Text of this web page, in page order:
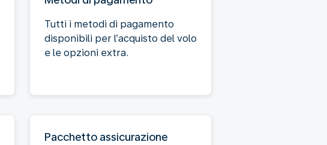
Tutti i metodi di pagamento
disponibili per l’acquisto del volo
e le opzioni extra.
Pacchetto assicurazione